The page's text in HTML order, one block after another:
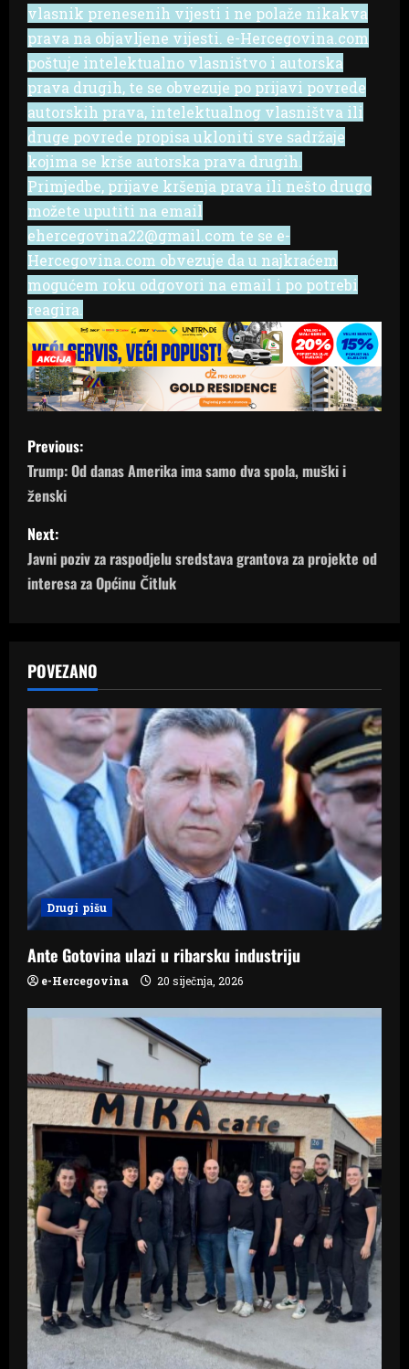
vlasnik prenesenih vijesti i ne polaže nikakva
prava na objavljene vijesti. e-Hercegovina.com
poštuje intelektualno vlasništvo i autorska
prava drugih, te se obvezuje po prijavi povrede
autorskih prava, intelektualnog vlasništva ili
druge povrede propisa ukloniti sve sadržaje
kojima se krše autorska prava drugih.
Primjedbe, prijave kršenja prava ili nešto drugo
možete uputiti na email
ehercegovina22@gmail.com te se e-
Hercegovina.com obvezuje da u najkraćem
mogućem roku odgovori na email i po potrebi
reagira.
P
o
s
t
n
v
i
g
a
t
o
n
Previous:
Trump: Od danas Amerika ima samo dva spola, muški i
ženski
Next:
Javni poziv za raspodjelu sredstava grantova za projekte od
interesa za Općinu Čitluk
POVEZANO
Drugi pišu
Ante Gotovina ulazi u ribarsku industriju
e-Hercegovina 20 siječnja, 2026